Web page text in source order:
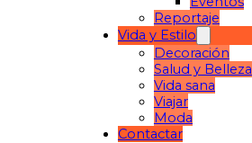
Reportaje
Vida y Estilo
Decoración
Salud y Belleza
Vida sana
Viajar
Moda
Contactar